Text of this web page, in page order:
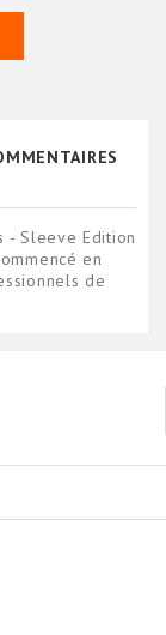
- Sleeve Edition
en
de